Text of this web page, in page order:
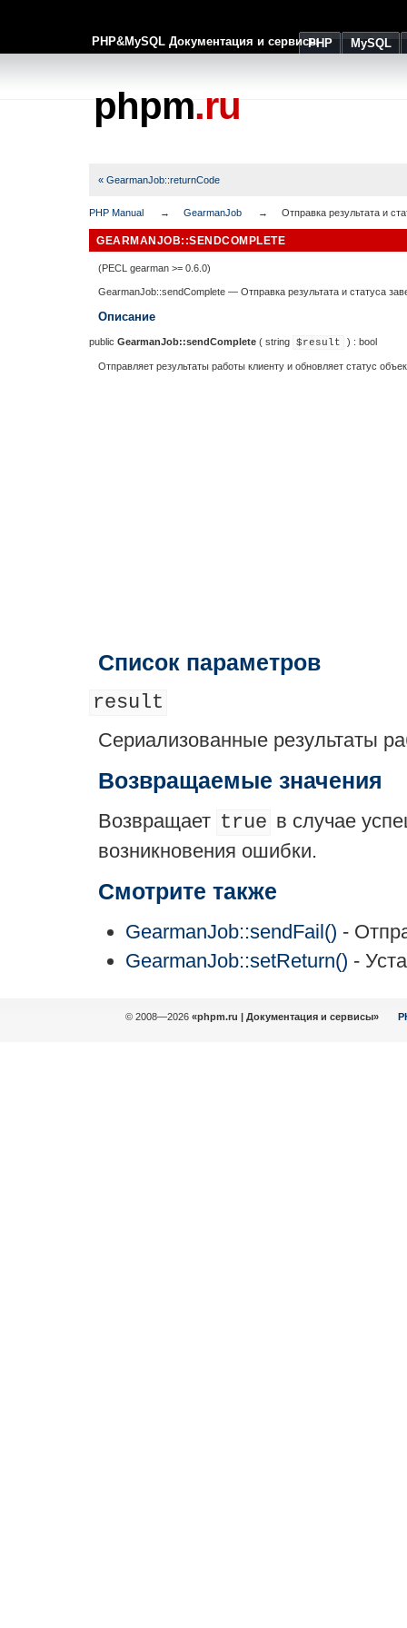
PHP&MySQL Документация и сервисыPHP MySQL
phpm.ru
« GearmanJob::returnCode
PHP Manual GearmanJob Отправка результата и
GEARMANJOB::SENDCOMPLETE
(PECL gearman >= 0.6.0)
GearmanJob::sendComplete — Отправка результата и статуса
Описание
public GearmanJob::sendComplete ( string $result ) : bool
Отправляет результаты работы клиенту и обновляет статус
Список параметров
result
Сериализованные результаты
Возвращаемые значения
Возвращает true в случае
возникновения ошибки.
Смотрите также
GearmanJob::sendFail() -
GearmanJob::setReturn() -
© 2008—2026 «phpm.ru | Документация и сервисы»